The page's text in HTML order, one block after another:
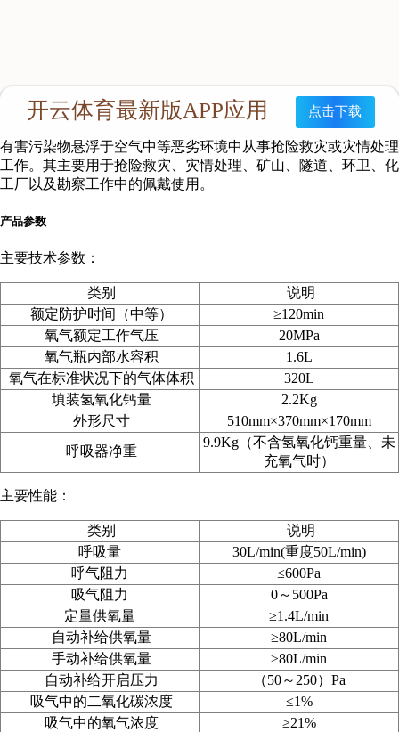
适用范围
本产品适用于消防员和抢险救护人员在有毒、缺氧、烟雾、
有害污染物悬浮于空气中等恶劣环境中从事抢险救灾或灾情处理
工作。其主要用于抢险救灾、灾情处理、矿山、隧道、环卫、化
工厂以及勘察工作中的佩戴使用。
产品参数
主要技术参数：
类别
说明
额定防护时间（中等）
≥120min
氧气额定工作气压
20MPa
氧气瓶内部水容积
1.6L
氧气在标准状况下的气体体积
320L
填装氢氧化钙量
2.2Kg
外形尺寸
510mm×370mm×170mm
呼吸器净重
9.9Kg（不含氢氧化钙重量、未
充氧气时）
主要性能：
类别
说明
呼吸量
30L/min(重度50L/min)
呼气阻力
≤600Pa
吸气阻力
0～500Pa
定量供氧量
≥1.4L/min
自动补给供氧量
≥80L/min
手动补给供氧量
≥80L/min
自动补给开启压力
（50～250）Pa
吸气中的二氧化碳浓度
≤1%
吸气中的氧气浓度
≥21%